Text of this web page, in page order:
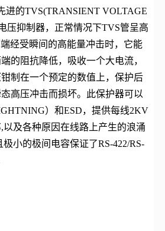
进的TVS(TRANSIENT VOLTAGE
压抑制器，正常情况下TVS管呈高
经受瞬间的高能量冲击时，它能
的阻抗降低，吸收一个大电流，
制在一个预定的数值上，保护后
高压冲击而损坏。此保护器可以
）和ESD，提供每线2KV
以及各种原因在线路上产生的浪涌
小的极间电容保证了RS-422/RS-